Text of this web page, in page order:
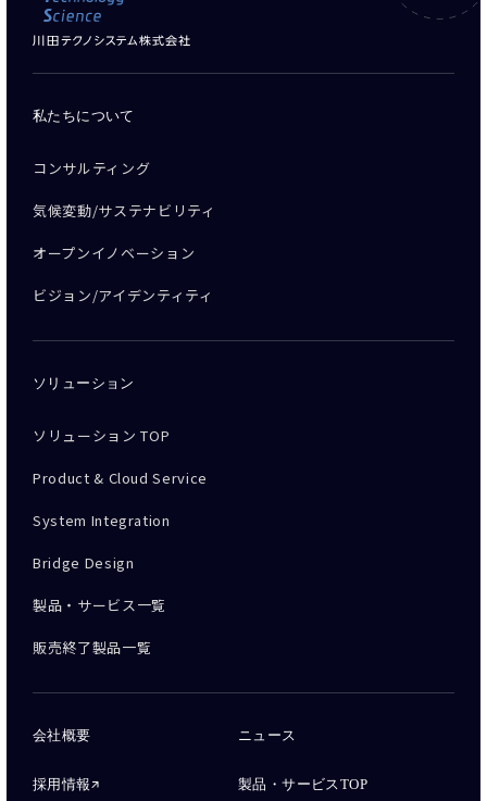
私たちについて
コンサルティング
気候変動/サステナビリティ
オープンイノベーション
ビジョン/アイデンティティ
ソリューション
ソリューション TOP
Product & Cloud Service
System Integration
Bridge Design
製品・サービス一覧
販売終了製品一覧
会社概要 ニュース
採用情報 製品・サービスTOP